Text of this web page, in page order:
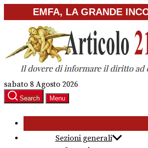
to
content
EMFA, LA GRANDE
sabato 8 Agosto 2026
Search Menu
Sezioni generali